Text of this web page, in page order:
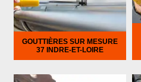
GOUTTIÈRES SUR MESURE
37 INDRE-ET-LOIRE